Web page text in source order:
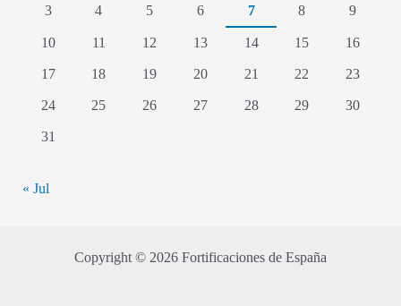
3
4 5 6 7 8
9
10
11 12 13 14 15
16
17
18 19 20 21 22
23
24
25 26 27 28 29
30
31
« Jul
Copyright © 2026 Fortificaciones de España